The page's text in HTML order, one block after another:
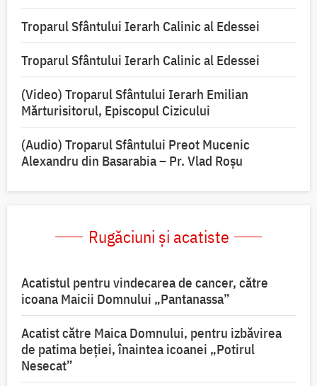
Troparul Sfântului Ierarh Calinic al Edessei
Troparul Sfântului Ierarh Calinic al Edessei
(Video) Troparul Sfântului Ierarh Emilian
Mărturisitorul, Episcopul Cizicului
(Audio) Troparul Sfântului Preot Mucenic
Alexandru din Basarabia – Pr. Vlad Roșu
Rugăciuni și acatiste
Acatistul pentru vindecarea de cancer, către
icoana Maicii Domnului „Pantanassa”
Acatist către Maica Domnului, pentru izbăvirea
de patima beției, înaintea icoanei „Potirul
Nesecat”